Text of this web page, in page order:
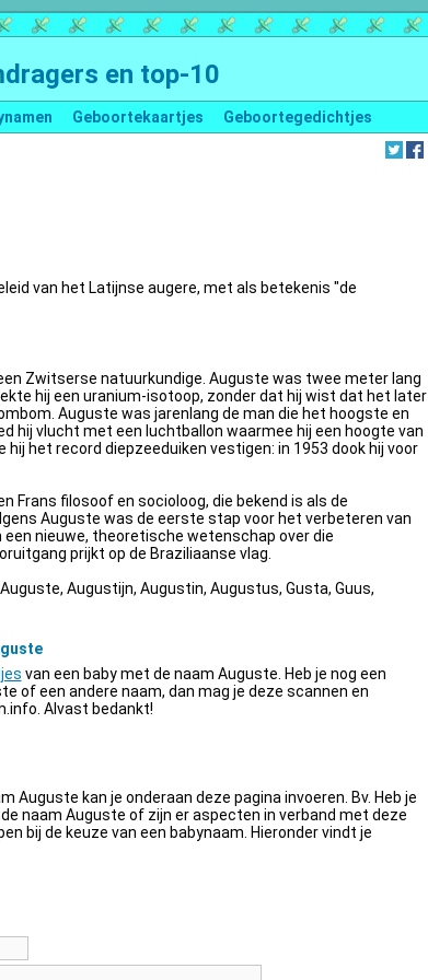
en top-10
Geboortekaartjes Geboortegedichtjes
van het Latijnse augere, met als betekenis "de
Zwitserse natuurkundige. Auguste was twee meter lang
hij een uranium-isotoop, zonder dat hij wist dat het later
Auguste was jarenlang de man die het hoogste en
hij vlucht met een luchtballon waarmee hij een hoogte van
het record diepzeeduiken vestigen: in 1953 dook hij voor
Frans filosoof en socioloog, die bekend is als de
Auguste was de eerste stap voor het verbeteren van
nieuwe, theoretische wetenschap over die
prijkt op de Braziliaanse vlag.
Augustijn, Augustin, Augustus, Gusta, Guus,
van een baby met de naam Auguste. Heb je nog een
of een andere naam, dan mag je deze scannen en
. Alvast bedankt!
Auguste kan je onderaan deze pagina invoeren. Bv. Heb je
naam Auguste of zijn er aspecten in verband met deze
bij de keuze van een babynaam. Hieronder vindt je